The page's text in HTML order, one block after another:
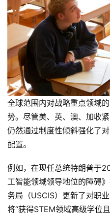
碎
念
推
荐
&
工
具
关
于
&
留
言
登录
全球范围内对战略重点领域
势。尽管美、英、澳、加收
仍然通过制度性倾斜强化了
配置。
例如，在现任总统特朗普于
工智能领域领导地位的障碍
务局（USCIS）更新了对职
将“获得STEM领域高级学位